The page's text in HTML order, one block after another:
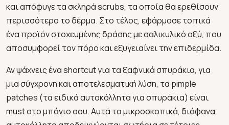
και απόφυγε τα σκληρά scrubs, τα οποία θα ερεθίσουν
περισσότερο το δέρμα. Στο τέλος, εφάρμοσε τοπικά
ένα προϊόν στοχευμένης δράσης με σαλικυλικό οξύ, που
αποσυμφορεί τον πόρο και εξυγειαίνει την επιδερμίδα.
Αν ψάχνεις ένα shortcut για τα ξαφνικά σπυράκια, για
μια σύγχρονη και αποτελεσματική λύση, τα pimple
patches (τα ειδικά αυτοκόλλητα για σπυράκια) είναι
must στο μπάνιο σου. Αυτά τα μικροσκοπικά, διάφανα